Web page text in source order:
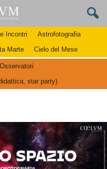
Incontri
Astrofotografia
Marte Cielo del Mese
star party)